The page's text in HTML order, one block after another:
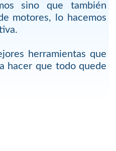
sino que también
motores, lo hacemos
herramientas que
hacer que todo quede